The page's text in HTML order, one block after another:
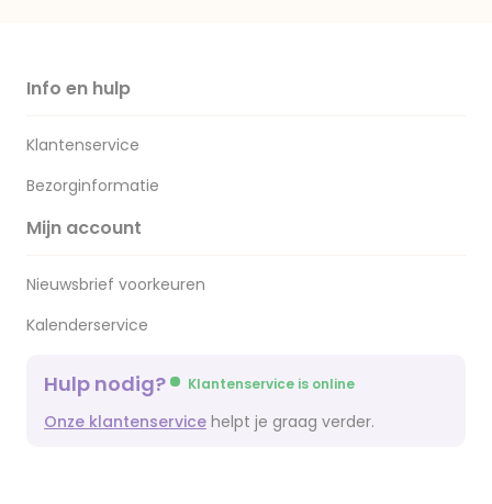
Info en hulp
Klantenservice
Bezorginformatie
Mijn account
Nieuwsbrief voorkeuren
Kalenderservice
Hulp nodig? Klantenservice is online
Onze klantenservice helpt je graag verder.